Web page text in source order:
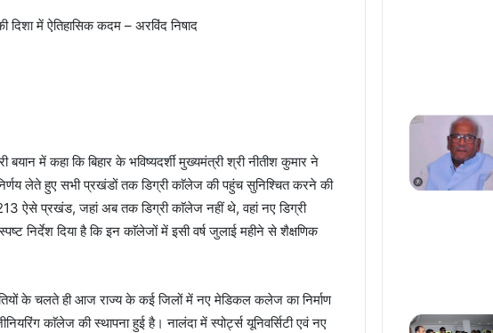
दिशा में ऐतिहासिक कदम – अरविंद निषाद
में कहा कि बिहार के भविष्यदर्शी मुख्यमंत्री श्री नीतीश कुमार ने
लेते हुए सभी प्रखंडों तक डिग्री काॅलेज की पहुंच सुनिश्चित करने की
ऐसे प्रखंड, जहां अब तक डिग्री काॅलेज नहीं थे, वहां नए डिग्री
निर्देश दिया है कि इन काॅलेजों में इसी वर्ष जुलाई महीने से शैक्षणिक
के चलते ही आज राज्य के कई जिलों में नए मेडिकल कलेज का निर्माण
काॅलेज की स्थापना हुई है। नालंदा में स्पोर्ट्स यूनिवर्सिटी एवं नए